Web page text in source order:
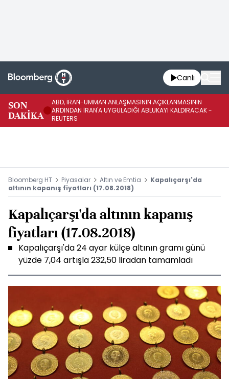
Canlı
SON
DAKİKA
ABD, İRAN-UMMAN ANLAŞMASININ AÇIKLANMASININ
ARDINDAN İRAN'A UYGULADIĞI ABLUKAYI KALDIRACAK -
REUTERS
Bloomberg HT Piyasalar Altın ve Emtia
Kapalıçarşı'da
altının kapanış fiyatları (17.08.2018)
Kapalıçarşı'da altının kapanış
fiyatları (17.08.2018)
Kapalıçarşı'da 24 ayar külçe altının gramı günü
yüzde 7,04 artışla 232,50 liradan tamamladı